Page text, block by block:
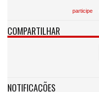
participe
COMPARTILHAR
NOTIFICAÇÕES